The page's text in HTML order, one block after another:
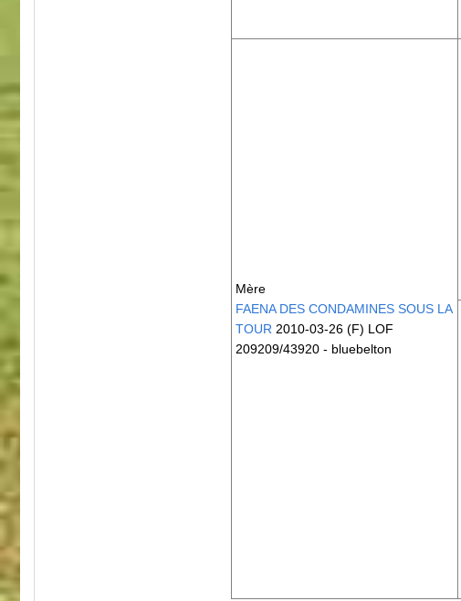
Mère
FAENA DES CONDAMINES SOUS LA
TOUR 2010-03-26 (F) LOF
209209/43920 - bluebelton